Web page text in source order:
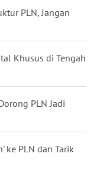
PLN, Jangan
Khusus di Tengah
PLN Jadi
ke PLN dan Tarik